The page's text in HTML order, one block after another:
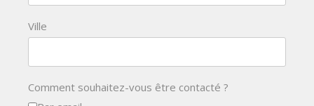
Ville
Comment souhaitez-vous être contacté ?